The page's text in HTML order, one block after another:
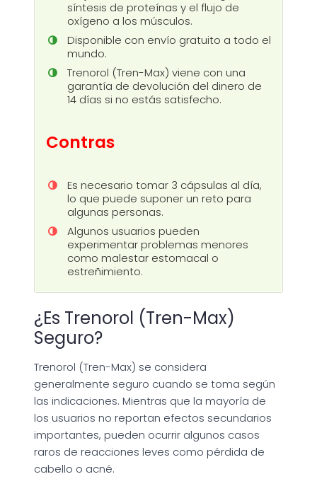
síntesis de proteínas y el flujo de
oxígeno a los músculos.
Disponible con envío gratuito a todo el
mundo.
Trenorol (Tren-Max) viene con una
garantía de devolución del dinero de
14 días si no estás satisfecho.
Contras
Es necesario tomar 3 cápsulas al día,
lo que puede suponer un reto para
algunas personas.
Algunos usuarios pueden
experimentar problemas menores
como malestar estomacal o
estreñimiento.
¿Es Trenorol (Tren-Max)
Seguro?
Trenorol (Tren-Max) se considera
generalmente seguro cuando se toma según
las indicaciones. Mientras que la mayoría de
los usuarios no reportan efectos secundarios
importantes, pueden ocurrir algunos casos
raros de reacciones leves como pérdida de
cabello o acné.